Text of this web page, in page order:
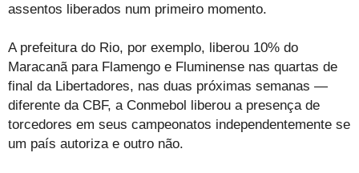
assentos liberados num primeiro momento.
A prefeitura do Rio, por exemplo, liberou 10% do
Maracanã para Flamengo e Fluminense nas quartas de
final da Libertadores, nas duas próximas semanas —
diferente da CBF, a Conmebol liberou a presença de
torcedores em seus campeonatos independentemente se
um país autoriza e outro não.